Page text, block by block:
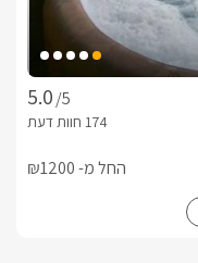
/5
החל מ- ₪1200